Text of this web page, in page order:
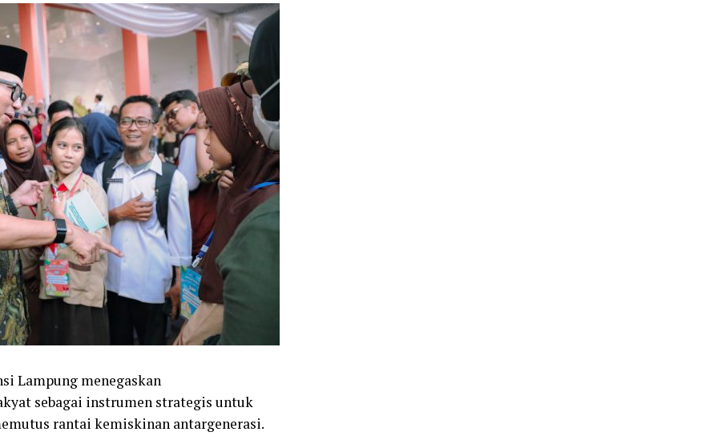
Lampung menegaskan
sebagai instrumen strategis untuk
rantai kemiskinan antargenerasi.